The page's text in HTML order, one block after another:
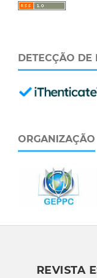
DETECÇÃO DE
ORGANIZAÇÃO
REVISTA